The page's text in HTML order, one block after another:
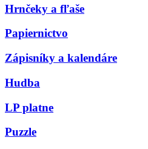
Hrnčeky a fľaše
Papiernictvo
Zápisníky a kalendáre
Hudba
LP platne
Puzzle